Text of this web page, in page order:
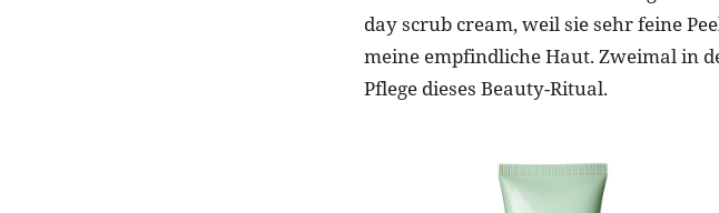
day scrub cream, weil sie sehr feine
meine empfindliche Haut. Zweimal in
Pflege dieses Beauty-Ritual.